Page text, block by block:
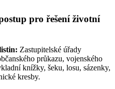
pro řešení životní
Zastupitelské úřady
průkazu, vojenského
knížky, šeku, losu, sázenky,
kresby.